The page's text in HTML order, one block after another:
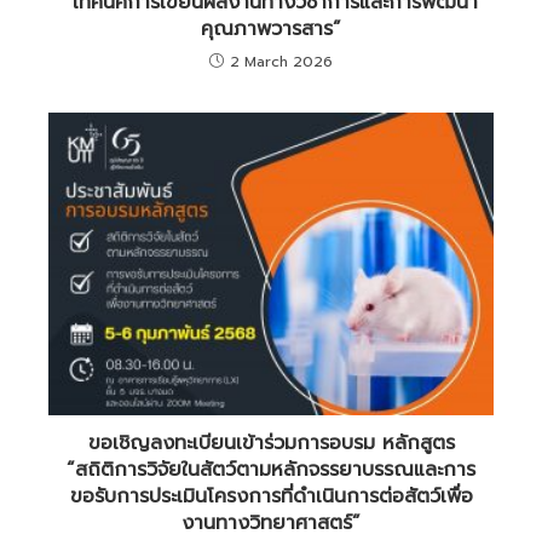
คุณภาพวารสาร”
2 March 2026
ขอเชิญลงทะเบียนเข้าร่วมการอบรม หลักสูตร
“สถิติการวิจัยในสัตว์ตามหลักจรรยาบรรณและการ
ขอรับการประเมินโครงการที่ดำเนินการต่อสัตว์เพื่อ
งานทางวิทยาศาสตร์”